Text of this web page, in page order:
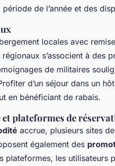
de l’année et des
locales avec
s’associent à des
de militaires
d’un séjour dans un
en bénéficiant de rabais.
et plateformes de
accrue, plusieurs sites
également des
plateformes, les